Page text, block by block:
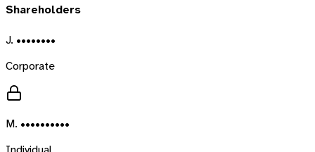
Shareholders
J. ••••••••
Corporate
M. ••••••••••